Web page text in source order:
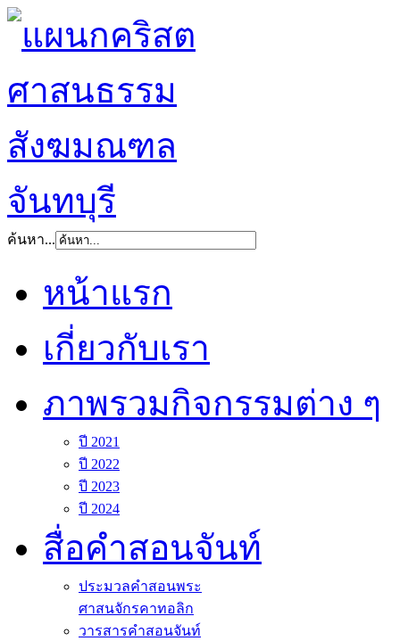
ค้นหา...
หน้าแรก
เกี่ยวกับเรา
ภาพรวมกิจกรรมต่าง ๆ
ปี 2021
ปี 2022
ปี 2023
ปี 2024
สื่อคำสอนจันท์
ประมวลคำสอนพระ
ศาสนจักรคาทอลิก
วารสารคำสอนจันท์